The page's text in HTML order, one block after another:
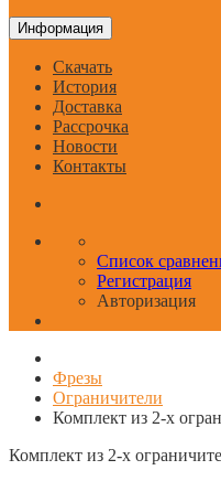
Информация
Скачать
История
Доставка
Рассрочка
Новости
Контакты
Список
Регистрация
Авторизация
Фрезы
Ограничители
Комплект из 2-х
Комплект из 2-х